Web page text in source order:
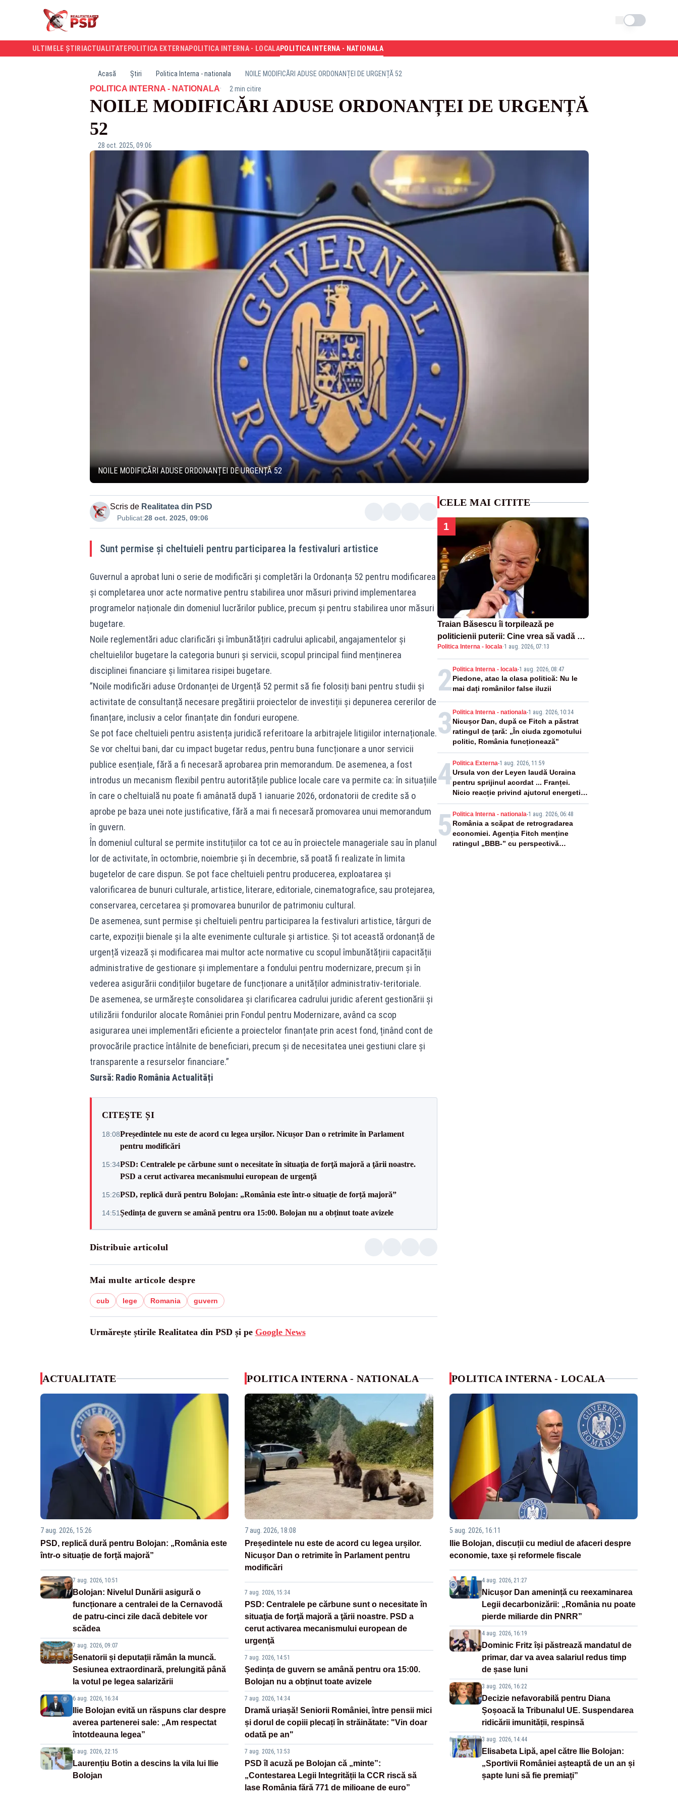
Schimba tema
ULTIMELE ȘTIRI ACTUALITATE POLITICA EXTERNAPOLITICA INTERNA - LOCALAPOLITICA INTERNA - NATIONALA
Acasă Știri Politica Interna - nationala NOILE MODIFICĂRI ADUSE ORDONANȚEI DE URGENȚĂ 52
POLITICA INTERNA - NATIONALA· 2 min citire
NOILE MODIFICĂRI ADUSE ORDONANȚEI DE URGENȚĂ
52
28 oct. 2025, 09:06
NOILE MODIFICĂRI ADUSE ORDONANȚEI DE URGENȚĂ 52
Scris de Realitatea din PSD
Publicat:28 oct. 2025, 09:06
Sunt permise și cheltuieli pentru participarea la festivaluri artistice
Guvernul a aprobat luni o serie de modificări și completări la Ordonanța 52 pentru modificarea
și completarea unor acte normative pentru stabilirea unor măsuri privind implementarea
programelor naționale din domeniul lucrărilor publice, precum și pentru stabilirea unor măsuri
bugetare.
Noile reglementări aduc clarificări și îmbunătățiri cadrului aplicabil, angajamentelor și
cheltuielilor bugetare la categoria bunuri și servicii, scopul principal fiind menținerea
disciplinei financiare și limitarea risipei bugetare.
”Noile modificări aduse Ordonanței de Urgență 52 permit să fie folosiți bani pentru studii și
activitate de consultanță necesare pregătirii proiectelor de investiții și depunerea cererilor de
finanțare, inclusiv a celor finanțate din fonduri europene.
Se pot face cheltuieli pentru asistența juridică referitoare la arbitrajele litigiilor internaționale.
Se vor cheltui bani, dar cu impact bugetar redus, pentru buna funcționare a unor servicii
publice esențiale, fără a fi necesară aprobarea prin memorandum. De asemenea, a fost
introdus un mecanism flexibil pentru autoritățile publice locale care va permite ca: în situațiile
în care o cheltuială nu poate fi amânată după 1 ianuarie 2026, ordonatorii de credite să o
aprobe pe baza unei note justificative, fără a mai fi necesară promovarea unui memorandum
în guvern.
În domeniul cultural se permite instituțiilor ca tot ce au în proiectele manageriale sau în planul
lor de activitate, în octombrie, noiembrie și în decembrie, să poată fi realizate în limita
bugetelor de care dispun. Se pot face cheltuieli pentru producerea, exploatarea și
valorificarea de bunuri culturale, artistice, literare, editoriale, cinematografice, sau protejarea,
conservarea, cercetarea și promovarea bunurilor de patrimoniu cultural.
De asemenea, sunt permise și cheltuieli pentru participarea la festivaluri artistice, târguri de
carte, expoziții bienale și la alte evenimente culturale și artistice. Și tot această ordonanță de
urgență vizează și modificarea mai multor acte normative cu scopul îmbunătățirii capacității
administrative de gestionare și implementare a fondului pentru modernizare, precum și în
vederea asigurării condițiilor bugetare de funcționare a unităților administrativ-teritoriale.
De asemenea, se urmărește consolidarea și clarificarea cadrului juridic aferent gestionării și
utilizării fondurilor alocate României prin Fondul pentru Modernizare, având ca scop
asigurarea unei implementări eficiente a proiectelor finanțate prin acest fond, ținând cont de
provocările practice întâlnite de beneficiari, precum și de necesitatea unei gestiuni clare și
transparente a resurselor financiare.”
Sursă: Radio România Actualități
CITEȘTE ȘI
18:08Președintele nu este de acord cu legea urșilor. Nicușor Dan o retrimite în Parlament
pentru modificări
15:34PSD: Centralele pe cărbune sunt o necesitate în situaţia de forţă majoră a ţării noastre.
PSD a cerut activarea mecanismului european de urgenţă
15:26PSD, replică dură pentru Bolojan: „România este într-o situație de forță majoră”
14:51Ședința de guvern se amână pentru ora 15:00. Bolojan nu a obținut toate avizele
Distribuie articolul
Mai multe articole despre
cub lege Romania guvern
Urmărește știrile Realitatea din PSD și pe Google News
CELE MAI CITITE
1
Traian Băsescu îi torpilează pe
politicienii puterii: Cine vrea să vadă ce
înseamnă să fii prost, se uită la
România
Politica Interna - locala·1 aug. 2026, 07:13
2 Politica Interna - locala-1 aug. 2026, 08:47
Piedone, atac la clasa politică: Nu le
mai dați românilor false iluzii
3 Politica Interna - nationala-1 aug. 2026, 10:34
Nicușor Dan, după ce Fitch a păstrat
ratingul de țară: „În ciuda zgomotului
politic, România funcționează”
4 Politica Externa-1 aug. 2026, 11:59
Ursula von der Leyen laudă Ucraina
pentru sprijinul acordat ... Franței.
Nicio reacție privind ajutorul energetic
promis României
5 Politica Interna - nationala-1 aug. 2026, 06:48
România a scăpat de retrogradarea
economiei. Agenția Fitch menține
ratingul „BBB-” cu perspectivă
ACTUALITATE
7 aug. 2026, 15:26
PSD, replică dură pentru Bolojan: „România este
într-o situație de forță majoră”
7 aug. 2026, 10:51
Bolojan: Nivelul Dunării asigură o
funcționare a centralei de la Cernavodă
de patru-cinci zile dacă debitele vor
scădea
7 aug. 2026, 09:07
Senatorii și deputații rămân la muncă.
Sesiunea extraordinară, prelungită până
la votul pe legea salarizării
6 aug. 2026, 16:34
Ilie Bolojan evită un răspuns clar despre
averea partenerei sale: „Am respectat
întotdeauna legea”
5 aug. 2026, 22:15
Laurențiu Botin a descins la vila lui Ilie
Bolojan
POLITICA INTERNA - NATIONALA
7 aug. 2026, 18:08
Președintele nu este de acord cu legea urșilor.
Nicușor Dan o retrimite în Parlament pentru
modificări
7 aug. 2026, 15:34
PSD: Centralele pe cărbune sunt o necesitate în
situaţia de forţă majoră a ţării noastre. PSD a
cerut activarea mecanismului european de
urgenţă
7 aug. 2026, 14:51
Ședința de guvern se amână pentru ora 15:00.
Bolojan nu a obținut toate avizele
7 aug. 2026, 14:34
Dramă uriașă! Seniorii României, între pensii mici
și dorul de copiii plecați în străinătate: "Vin doar
odată pe an"
7 aug. 2026, 13:53
PSD îl acuză pe Bolojan că „minte”:
„Contestarea Legii Integrității la CCR riscă să
lase România fără 771 de milioane de euro”
POLITICA INTERNA - LOCALA
5 aug. 2026, 16:11
Ilie Bolojan, discuții cu mediul de afaceri despre
economie, taxe și reformele fiscale
4 aug. 2026, 21:27
Nicușor Dan amenință cu reexaminarea
Legii decarbonizării: „România nu poate
pierde miliarde din PNRR”
4 aug. 2026, 16:19
Dominic Fritz își păstrează mandatul de
primar, dar va avea salariul redus timp
de șase luni
3 aug. 2026, 16:22
Decizie nefavorabilă pentru Diana
Șoșoacă la Tribunalul UE. Suspendarea
ridicării imunității, respinsă
3 aug. 2026, 14:44
Elisabeta Lipă, apel către Ilie Bolojan:
„Sportivii României așteaptă de un an și
șapte luni să fie premiați”